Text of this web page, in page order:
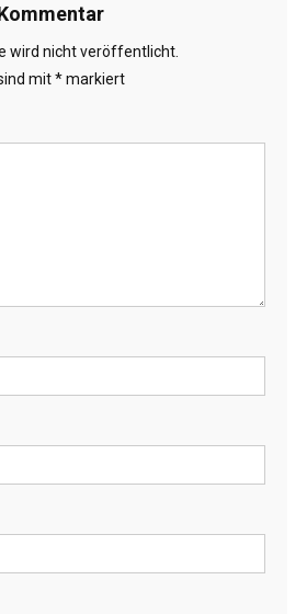
wird nicht veröffentlicht.
mit*markiert